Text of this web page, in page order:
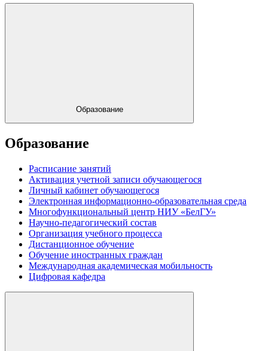
Образование
Образование
Расписание занятий
Активация учетной записи обучающегося
Личный кабинет обучающегося
Электронная информационно-образовательная среда
Многофункциональный центр НИУ «БелГУ»
Научно-педагогический состав
Организация учебного процесса
Дистанционное обучение
Обучение иностранных граждан
Международная академическая мобильность
Цифровая кафедра